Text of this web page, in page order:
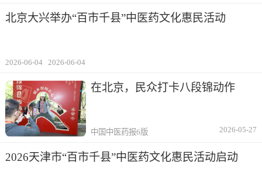
北京大兴举办“百市千县”中医药文化惠民活动
2026-06-04 2026-06-04
在北京，民众打卡八段锦动作
中国中医药报6版 2026-05-27
2026天津市“百市千县”中医药文化惠民活动启动